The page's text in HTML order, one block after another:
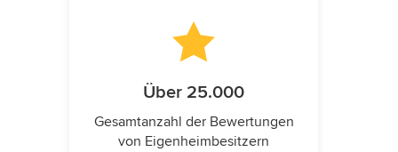
Über 25.000
Gesamtanzahl der Bewertungen
von Eigenheimbesitzern